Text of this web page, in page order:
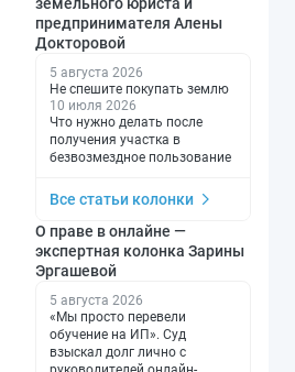
предпринимателя Алены
Докторовой
5 августа 2026
Не спешите покупать землю
10 июля 2026
Что нужно делать после
получения участка в
безвозмездное пользование
Все статьи колонки
О праве в онлайне —
экспертная колонка Зарины
Эргашевой
5 августа 2026
«Мы просто перевели
обучение на ИП». Суд
взыскал долг лично с